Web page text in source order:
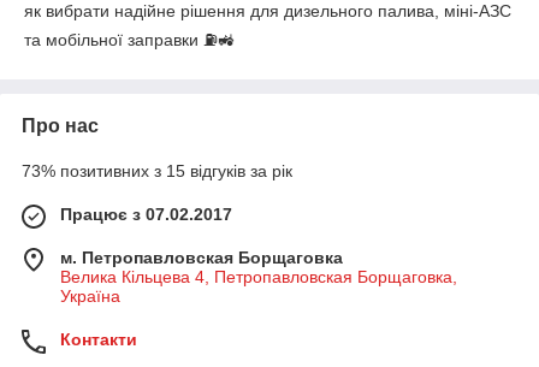
як вибрати надійне рішення для дизельного палива, міні-АЗС
та мобільної заправки ⛽🚜
Про нас
73% позитивних з 15 відгуків за рік
Працює з 07.02.2017
м. Петропавловская Борщаговка
Велика Кільцева 4, Петропавловская Борщаговка,
Україна
Контакти